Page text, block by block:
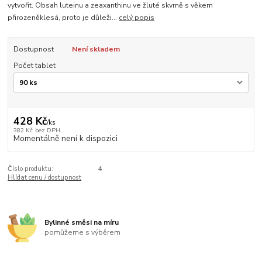
vytvořit. Obsah luteinu a zeaxanthinu ve žluté skvrně s věkem
přirozeněklesá, proto je důleži... celý popis
Dostupnost
Není skladem
Počet tablet
428 Kč/ks
382 Kč bez DPH
Momentálně není k dispozici
Číslo produktu:
4
Hlídat cenu / dostupnost
Bylinné směsi na míru
pomůžeme s výběrem